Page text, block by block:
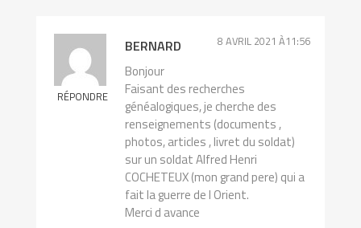
RÉPONDRE
BERNARD 8 AVRIL 2021 À11:56
Bonjour
Faisant des recherches
généalogiques, je cherche des
renseignements (documents ,
photos, articles , livret du soldat)
sur un soldat Alfred Henri
COCHETEUX (mon grand pere) qui a
fait la guerre de l Orient.
Merci d avance